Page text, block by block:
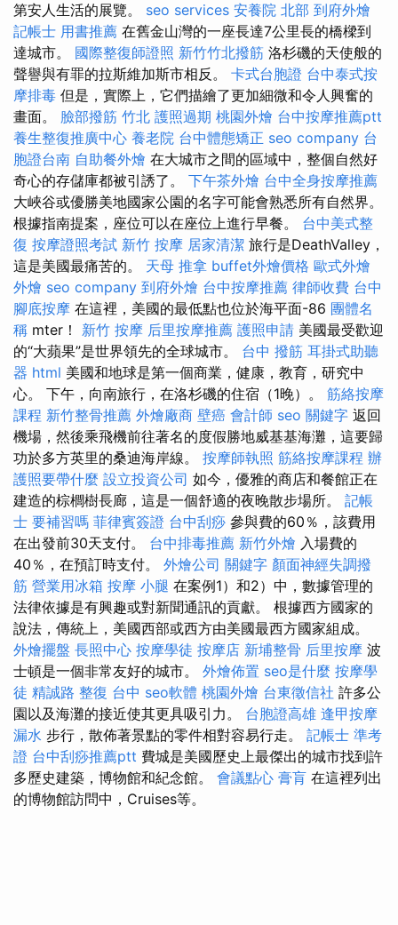
第安人生活的展覽。 seo services 安養院 北部 到府外燴
記帳士 用書推薦 在舊金山灣的一座長達7公里長的橋樑到
達城市。 國際整復師證照 新竹竹北撥筋 洛杉磯的天使般的
聲譽與有罪的拉斯維加斯市相反。 卡式台胞證 台中泰式按
摩排毒 但是，實際上，它們描繪了更加細微和令人興奮的
畫面。 臉部撥筋 竹北 護照過期 桃園外燴 台中按摩推薦ptt
養生整復推廣中心 養老院 台中體態矯正 seo company 台
胞證台南 自助餐外燴 在大城市之間的區域中，整個自然好
奇心的存儲庫都被引誘了。 下午茶外燴 台中全身按摩推薦
大峽谷或優勝美地國家公園的名字可能會熟悉所有自然界。
根據指南提案，座位可以在座位上進行早餐。 台中美式整
復 按摩證照考試 新竹 按摩 居家清潔 旅行是DeathValley，
這是美國最痛苦的。 天母 推拿 buffet外燴價格 歐式外燴
外燴 seo company 到府外燴 台中按摩推薦 律師收費 台中
腳底按摩 在這裡，美國的最低點也位於海平面-86 團體名
稱 mter！ 新竹 按摩 后里按摩推薦 護照申請 美國最受歡迎
的“大蘋果”是世界領先的全球城市。 台中 撥筋 耳掛式助聽
器 html 美國和地球是第一個商業，健康，教育，研究中
心。 下午，向南旅行，在洛杉磯的住宿（1晚）。 筋絡按摩
課程 新竹整骨推薦 外燴廠商 壁癌 會計師 seo 關鍵字 返回
機場，然後乘飛機前往著名的度假勝地威基基海灘，這要歸
功於多方英里的桑迪海岸線。 按摩師執照 筋絡按摩課程 辦
護照要帶什麼 設立投資公司 如今，優雅的商店和餐館正在
建造的棕櫚樹長廊，這是一個舒適的夜晚散步場所。 記帳
士 要補習嗎 菲律賓簽證 台中刮痧 參與費的60％，該費用
在出發前30天支付。 台中排毒推薦 新竹外燴 入場費的
40％，在預訂時支付。 外燴公司 關鍵字 顏面神經失調撥
筋 營業用冰箱 按摩 小腿 在案例1）和2）中，數據管理的
法律依據是有興趣或對新聞通訊的貢獻。 根據西方國家的
說法，傳統上，美國西部或西方由美國最西方國家組成。
外燴擺盤 長照中心 按摩學徒 按摩店 新埔整骨 后里按摩 波
士頓是一個非常友好的城市。 外燴佈置 seo是什麼 按摩學
徒 精誠路 整復 台中 seo軟體 桃園外燴 台東徵信社 許多公
園以及海灘的接近使其更具吸引力。 台胞證高雄 逢甲按摩
漏水 步行，散佈著景點的零件相對容易行走。 記帳士 準考
證 台中刮痧推薦ptt 費城是美國歷史上最傑出的城市找到許
多歷史建築，博物館和紀念館。 會議點心 膏肓 在這裡列出
的博物館訪問中，Cruises等。